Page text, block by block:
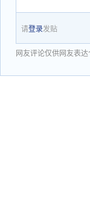
请登录发贴
网友评论仅供网友表